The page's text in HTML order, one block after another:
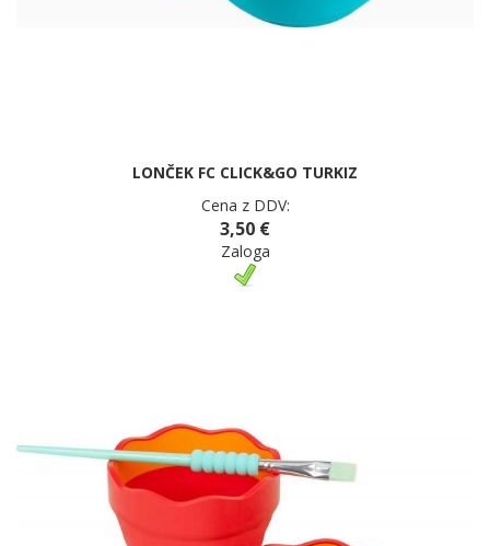
LONČEK FC CLICK&GO TURKIZ
Cena z DDV:
3,50 €
Zaloga